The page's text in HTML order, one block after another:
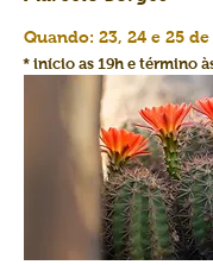
Quando: 23, 24 e 25
* início as 19h e término